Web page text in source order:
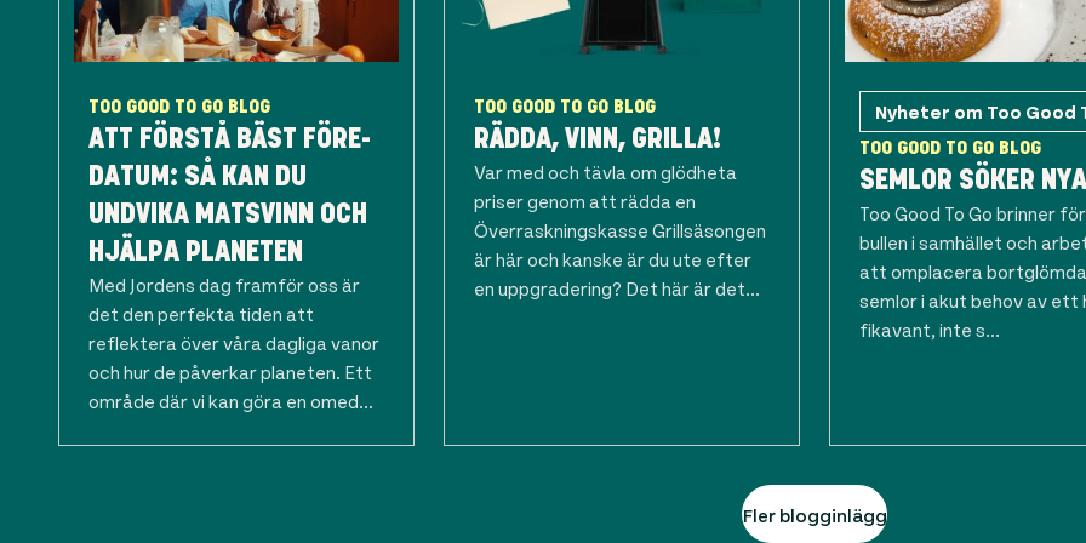
TOO GOOD TO GO BLOG
ATT FÖRSTÅ BÄST FÖRE-
DATUM: SÅ KAN DU
UNDVIKA MATSVINN OCH
HJÄLPA PLANETEN
Med Jordens dag framför oss är
det den perfekta tiden att
reflektera över våra dagliga vanor
och hur de påverkar planeten. Ett
område där vi kan göra en omed...
TOO GOOD TO GO BLOG
RÄDDA, VINN, GRILLA!
Var med och tävla om glödheta
priser genom att rädda en
Överraskningskasse Grillsäsongen
är här och kanske är du ute efter
en uppgradering? Det här är det...
Nyheter om Too Good
TOO GOOD TO GO BLOG
SEMLOR SÖKER
Too Good To Go brinner
bullen i samhället och
att omplacera
semlor i akut behov av ett
fikavant, inte s...
Fler blogginlägg